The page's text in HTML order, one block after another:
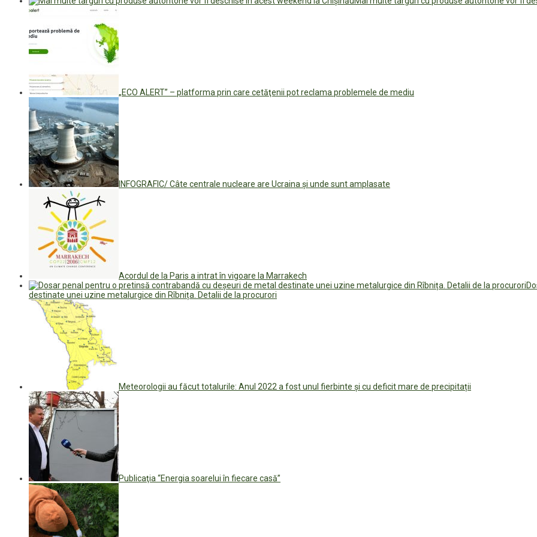
„ECO ALERT” – platforma prin care cetăţenii pot reclama problemele de mediu
INFOGRAFIC/ Câte centrale nucleare are Ucraina și unde sunt amplasate
Acordul de la Paris a intrat în vigoare la Marrakech
destinate unei uzine metalurgice din Rîbnița. Detalii de la procurori
Meteorologii au făcut totalurile: Anul 2022 a fost unul fierbinte și cu deficit mare de precipitații
Publicaţia “Energia soarelui în fiecare casă”